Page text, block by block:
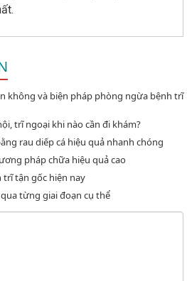
không và biện pháp phòng ngừa bệnh trĩ
trĩ ngoại khi nào cần đi khám?
rau diếp cá hiệu quả nhanh chóng
pháp chữa hiệu quả cao
trĩ tận gốc hiện nay
từng giai đoạn cụ thể